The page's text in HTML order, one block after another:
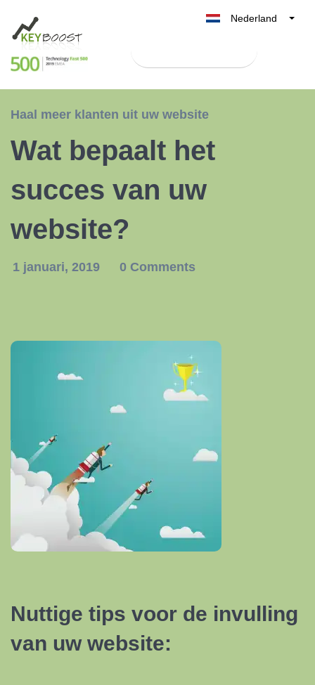
Nederland
België
Haal meer klanten uit uw website
Wat bepaalt het
succes van uw
website?
1 januari, 2019 0 Comments
Nuttige tips voor de invulling
van uw website: